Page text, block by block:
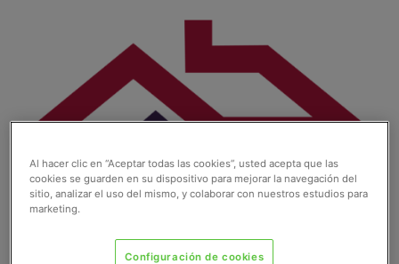
Al hacer clic en “Aceptar todas las cookies”, usted acepta que las
cookies se guarden en su dispositivo para mejorar la navegación del
sitio, analizar el uso del mismo, y colaborar con nuestros estudios para
marketing.
Configuración de cookies